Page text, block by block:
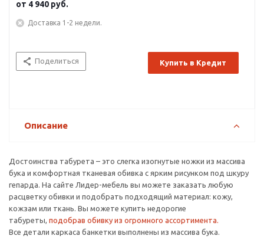
от 4 940 руб.
Доставка 1-2 недели.
Поделиться Купить в Кредит
Описание
Достоинства табурета – это слегка изогнутые ножки из массива
бука и комфортная тканевая обивка с ярким рисунком под шкуру
гепарда. На сайте Лидер-мебель вы можете заказать любую
расцветку обивки и подобрать подходящий материал: кожу,
кожзам или ткань. Вы можете купить недорогие
табуреты, подобрав обивку из огромного ассортимента.
Все детали каркаса банкетки выполнены из массива бука.